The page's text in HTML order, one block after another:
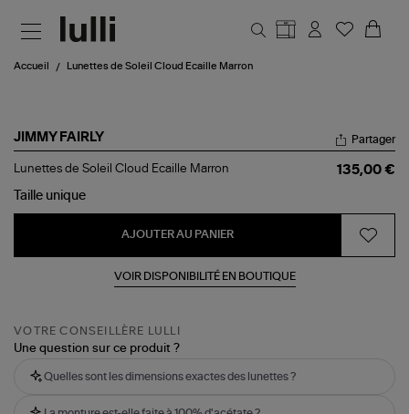
Accueil Lunettes de Soleil Cloud Ecaille Marron
JIMMY FAIRLY
Lunettes
Soleil
Partager
Lunettes de Soleil Cloud Ecaille Marron
135,00 €
Taille unique
AJOUTER AU PANIER
VOIR DISPONIBILITÉ EN BOUTIQUE
VOTRE CONSEILLÈRE LULLI
Une question sur ce produit ?
Quelles sont les dimensions exactes des lunettes ?